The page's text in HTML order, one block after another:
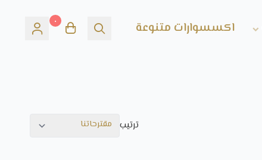
اكسسوارات متنوعة ٠
ترتيب